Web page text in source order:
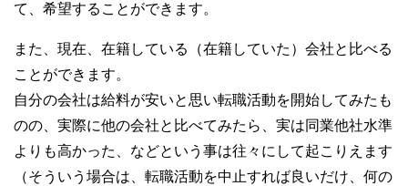
て、希望することができます。
また、現在、在籍している（在籍していた）会社と比べる
ことができます。
自分の会社は給料が安いと思い転職活動を開始してみたも
のの、実際に他の会社と比べてみたら、実は同業他社水準
よりも高かった、などという事は往々にして起こりえます
（そういう場合は、転職活動を中止すれば良いだけ、何の